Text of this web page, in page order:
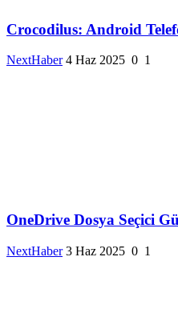
Crocodilus: Android
NextHaber 4 Haz 2025 0 1
OneDrive Dosya Seçici
NextHaber 3 Haz 2025 0 1